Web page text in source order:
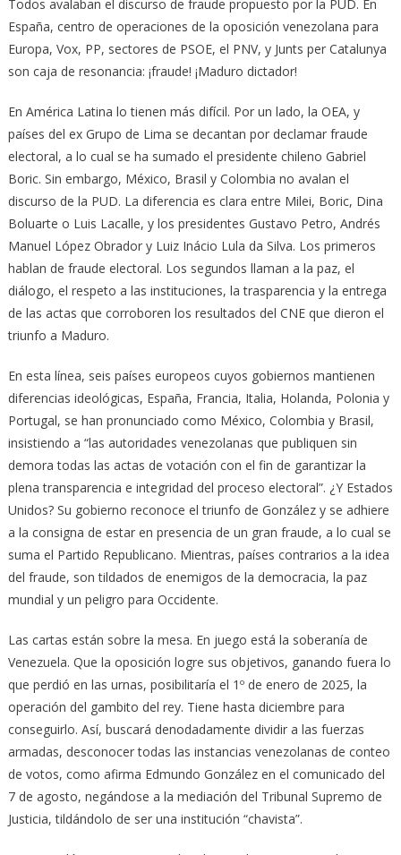
Todos avalaban el discurso de fraude propuesto por la PUD. En
España, centro de operaciones de la oposición venezolana para
Europa, Vox, PP, sectores de PSOE, el PNV, y Junts per Catalunya
son caja de resonancia: ¡fraude! ¡Maduro dictador!
En América Latina lo tienen más difícil. Por un lado, la OEA, y
países del ex Grupo de Lima se decantan por declamar fraude
electoral, a lo cual se ha sumado el presidente chileno Gabriel
Boric. Sin embargo, México, Brasil y Colombia no avalan el
discurso de la PUD. La diferencia es clara entre Milei, Boric, Dina
Boluarte o Luis Lacalle, y los presidentes Gustavo Petro, Andrés
Manuel López Obrador y Luiz Inácio Lula da Silva. Los primeros
hablan de fraude electoral. Los segundos llaman a la paz, el
diálogo, el respeto a las instituciones, la trasparencia y la entrega
de las actas que corroboren los resultados del CNE que dieron el
triunfo a Maduro.
En esta línea, seis países europeos cuyos gobiernos mantienen
diferencias ideológicas, España, Francia, Italia, Holanda, Polonia y
Portugal, se han pronunciado como México, Colombia y Brasil,
insistiendo a “las autoridades venezolanas que publiquen sin
demora todas las actas de votación con el fin de garantizar la
plena transparencia e integridad del proceso electoral”. ¿Y Estados
Unidos? Su gobierno reconoce el triunfo de González y se adhiere
a la consigna de estar en presencia de un gran fraude, a lo cual se
suma el Partido Republicano. Mientras, países contrarios a la idea
del fraude, son tildados de enemigos de la democracia, la paz
mundial y un peligro para Occidente.
Las cartas están sobre la mesa. En juego está la soberanía de
Venezuela. Que la oposición logre sus objetivos, ganando fuera lo
que perdió en las urnas, posibilitaría el 1º de enero de 2025, la
operación del gambito del rey. Tiene hasta diciembre para
conseguirlo. Así, buscará denodadamente dividir a las fuerzas
armadas, desconocer todas las instancias venezolanas de conteo
de votos, como afirma Edmundo González en el comunicado del
7 de agosto, negándose a la mediación del Tribunal Supremo de
Justicia, tildándolo de ser una institución “chavista”.